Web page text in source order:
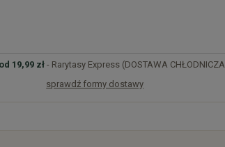
od 19,99 zł - Rarytasy Express (DOSTAWA
sprawdź formy dostawy